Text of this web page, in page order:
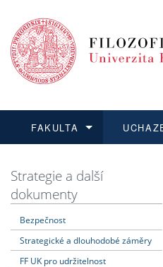
FAKULTA
Dozvědět se více
Podat přihlášku
Dozvědět se více
Dozvědět se více
Dozvědět se více
Strategie a další
dokumenty
Bezpečnost
Strategické a dlouhodobé záměry
FF UK pro udržitelnost